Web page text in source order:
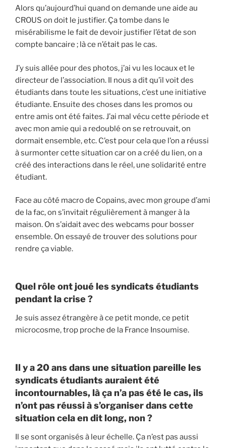
Alors qu’aujourd’hui quand on demande une aide au
CROUS on doit le justifier. Ça tombe dans le
misérabilisme le fait de devoir justifier l’état de son
compte bancaire ; là ce n’était pas le cas.
J’y suis allée pour des photos, j’ai vu les locaux et le
directeur de l’association. Il nous a dit qu’il voit des
étudiants dans toute les situations, c’est une initiative
étudiante. Ensuite des choses dans les promos ou
entre amis ont été faites. J’ai mal vécu cette période et
avec mon amie qui a redoublé on se retrouvait, on
dormait ensemble, etc. C’est pour cela que l’on a réussi
à surmonter cette situation car on a créé du lien, on a
créé des interactions dans le réel, une solidarité entre
étudiant.
Face au côté macro de Copains, avec mon groupe d’ami
de la fac, on s’invitait régulièrement à manger à la
maison. On s’aidait avec des webcams pour bosser
ensemble. On essayé de trouver des solutions pour
rendre ça viable.
Quel rôle ont joué les syndicats étudiants
pendant la crise ?
Je suis assez étrangère à ce petit monde, ce petit
microcosme, trop proche de la France Insoumise.
Il y a 20 ans dans une situation pareille les
syndicats étudiants auraient été
incontournables, là ça n’a pas été le cas, ils
n’ont pas réussi à s’organiser dans cette
situation cela en dit long, non ?
Il se sont organisés à leur échelle. Ça n’est pas aussi